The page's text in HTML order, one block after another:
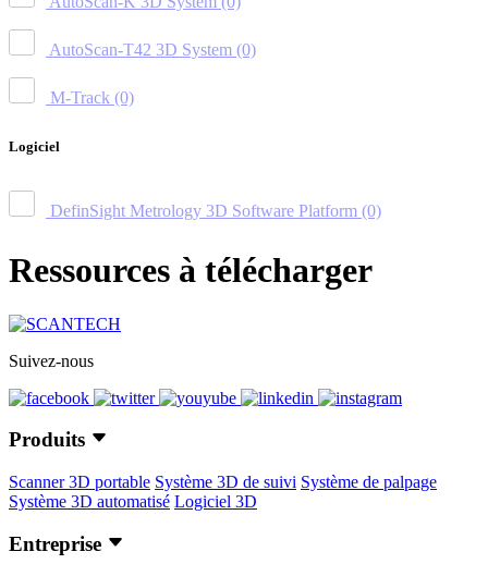
AutoScan-T42 3D System (0)
M-Track (0)
Logiciel
DefinSight Metrology 3D Software Platform (0)
Ressources à télécharger
Suivez-nous
Produits
Scanner 3D portable Système 3D de suivi Système de palpage
Système 3D automatisé Logiciel 3D
Entreprise